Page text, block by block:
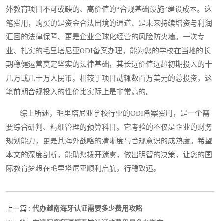
外教育项目不可或缺的、高价值的“合规基础设施”建设成本。这
笔费用，购买的是资金合法出境的通道、是未来持续增资与利润
汇回的法律保障、更是企业全球化经营的风险防火墙。一次专
业、扎实的毛里塔尼亚ODI备案办理，能为您的学校在当地的长
期稳健运营奠定坚实的法律基础，其长远价值远超初期投入的十
几万或几十万人民币。相较于项目动辄数百万美元的总投资，这
笔前期合规投入的性价比实际上是非常高的。
综上所述，毛里塔尼亚学校行业的ODI备案费用，是一个需
要综合研判、精细管理的预算科目。它考验的不仅是企业的财务
规划能力，更是其海外战略的清晰度与合规意识的成熟度。希望
本文的深度剖析，能助您拨开迷雾，做出明智的决策，让您的国
际教育梦想在毛里塔尼亚顺利启航，行稳致远。
上一篇 : 代办越南海牙认证需要多少费用攻略